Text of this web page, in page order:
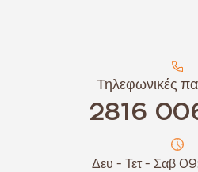
Τηλεφωνικές
2816
Δευ - Τετ - Σαβ